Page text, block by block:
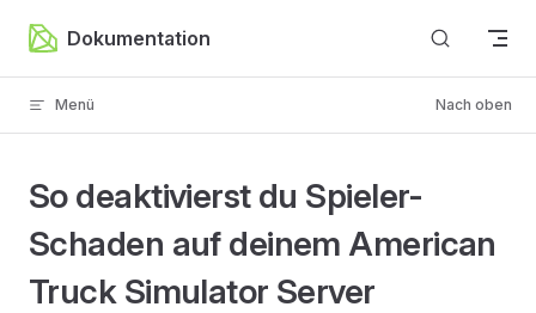
Zum Inhalt springen
Dokumentation
Menü Nach oben
So deaktivierst du Spieler-
Schaden auf deinem American
Truck Simulator Server